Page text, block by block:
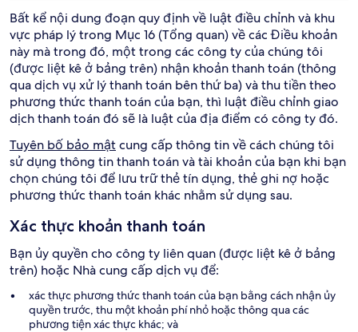
Bất kể nội dung đoạn quy định về luật điều chỉnh và khu
vực pháp lý trong Mục 16 (Tổng quan) về các Điều khoản
này mà trong đó, một trong các công ty của chúng tôi
(được liệt kê ở bảng trên) nhận khoản thanh toán (thông
qua dịch vụ xử lý thanh toán bên thứ ba) và thu tiền theo
phương thức thanh toán của bạn, thì luật điều chỉnh giao
dịch thanh toán đó sẽ là luật của địa điểm có công ty đó.
Tuyên bố bảo mậtcung cấp thông tin về cách chúng tôi
sử dụng thông tin thanh toán và tài khoản của bạn khi bạn
chọn chúng tôi để lưu trữ thẻ tín dụng, thẻ ghi nợ hoặc
phương thức thanh toán khác nhằm sử dụng sau.
Xác thực khoản thanh toán
Bạn ủy quyền cho công ty liên quan (được liệt kê ở bảng
trên) hoặc Nhà cung cấp dịch vụ để:
xác thực phương thức thanh toán của bạn bằng cách nhận ủy
quyền trước, thu một khoản phí nhỏ hoặc thông qua các
phương tiện xác thực khác; và